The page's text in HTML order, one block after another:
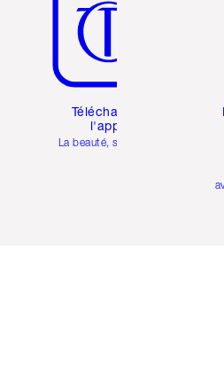
Téléchargez
l'appli
La beauté, simplifiée